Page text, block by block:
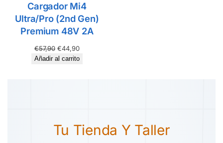
Cargador Mi4
Ultra/Pro (2nd Gen)
Premium 48V 2A
€57,90 €44,90
Añadir al carrito
Tu Tienda Y Taller